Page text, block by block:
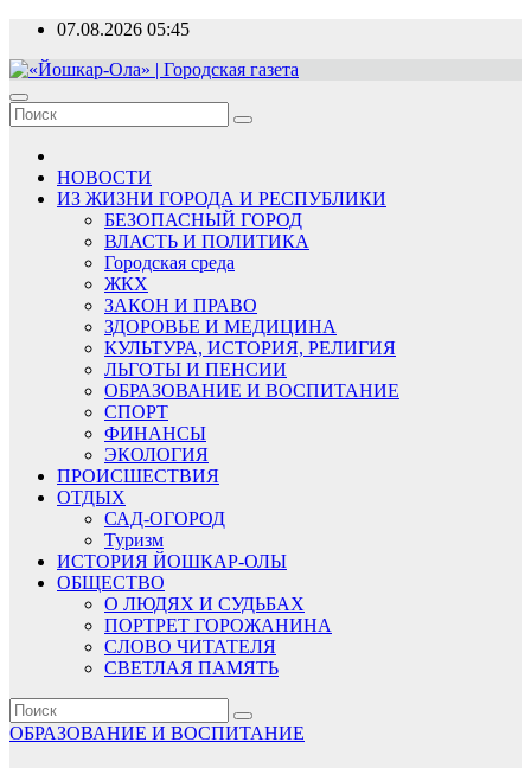
Перейти
содержимому
07.08.2026 05:45
«Йошкар-Ола» | Городская газета
Новости, события, люди
НОВОСТИ
ИЗ ЖИЗНИ ГОРОДА И РЕСПУБЛИКИ
БЕЗОПАСНЫЙ ГОРОД
ВЛАСТЬ И ПОЛИТИКА
Городская среда
ЖКХ
ЗАКОН И ПРАВО
ЗДОРОВЬЕ И МЕДИЦИНА
КУЛЬТУРА, ИСТОРИЯ, РЕЛИГИЯ
ЛЬГОТЫ И ПЕНСИИ
ОБРАЗОВАНИЕ И ВОСПИТАНИЕ
СПОРТ
ФИНАНСЫ
ЭКОЛОГИЯ
ПРОИСШЕСТВИЯ
ОТДЫХ
САД-ОГОРОД
Туризм
ИСТОРИЯ ЙОШКАР-ОЛЫ
ОБЩЕСТВО
О ЛЮДЯХ И СУДЬБАХ
ПОРТРЕТ ГОРОЖАНИНА
СЛОВО ЧИТАТЕЛЯ
СВЕТЛАЯ ПАМЯТЬ
ОБРАЗОВАНИЕ И ВОСПИТАНИЕ